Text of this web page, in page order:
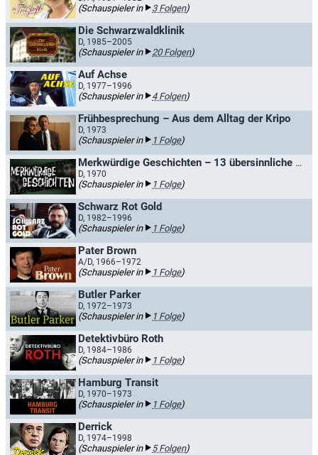
(Schauspieler in 3 Folgen)
Die Schwarzwaldklinik
D, 1985–2005
(Schauspieler in 20 Folgen)
Auf Achse
D, 1977–1996
(Schauspieler in 4 Folgen)
Frühbesprechung – Aus dem Alltag der Kripo
D, 1973
(Schauspieler in 1 Folge)
Merkwürdige Geschichten – 13 übersinnliche Vorfälle
D, 1970
(Schauspieler in 1 Folge)
Schwarz Rot Gold
D, 1982–1996
(Schauspieler in 1 Folge)
Pater Brown
A/D, 1966–1972
(Schauspieler in 1 Folge)
Butler Parker
D, 1972–1973
(Schauspieler in 1 Folge)
Detektivbüro Roth
D, 1984–1986
(Schauspieler in 1 Folge)
Hamburg Transit
D, 1970–1973
(Schauspieler in 1 Folge)
Derrick
D, 1974–1998
(Schauspieler in 5 Folgen)